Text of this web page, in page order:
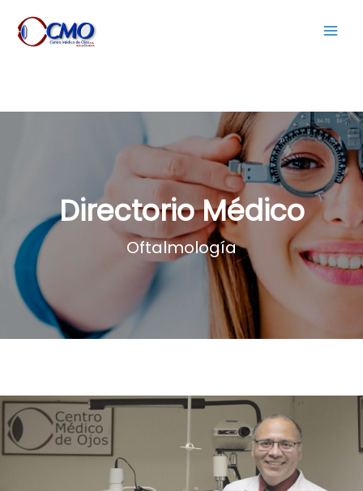
Medico de Ojos
Directorio Médico
Oftalmología